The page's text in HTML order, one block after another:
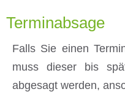
Terminabsage
Falls Sie einen
muss dieser bis
abgesagt werden,